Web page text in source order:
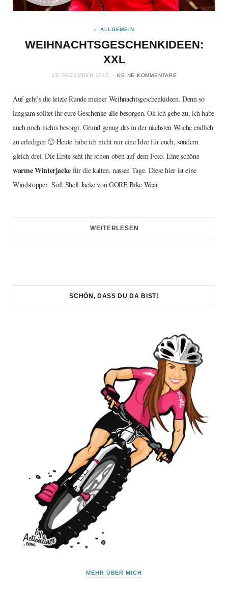
In ALLGEMEIN
WEIHNACHTSGESCHENKIDEEN:
XXL
13. DEZEMBER 2015 KEINE KOMMENTARE
Auf geht’s die letzte Runde meiner Weihnachtsgeschenkideen. Denn so
langsam solltet ihr eure Geschenke alle besorgen. Ok ich gebe zu, ich habe
auch noch nichts besorgt. Grund genug das in der nächsten Woche endlich
zu erledigen 🙂 Heute habe ich nicht nur eine Idee für euch, sondern
gleich drei. Die Erste seht ihr schon oben auf dem Foto. Eine schöne
warme Winterjacke für die kalten, nassen Tage. Diese hier ist eine
Windstopper Soft Shell Jacke von GORE Bike Wear.
WEITERLESEN
SCHÖN, DASS DU DA BIST!
MEHR ÜBER MICH